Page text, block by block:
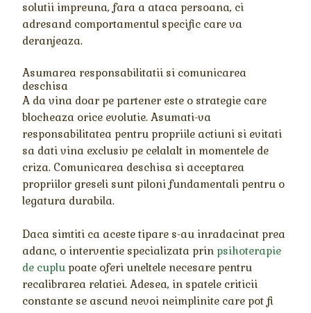
solutii impreuna, fara a ataca persoana, ci
adresand comportamentul specific care va
deranjeaza.
Asumarea responsabilitatii si comunicarea
deschisa
A da vina doar pe partener este o strategie care
blocheaza orice evolutie. Asumati-va
responsabilitatea pentru propriile actiuni si evitati
sa dati vina exclusiv pe celalalt in momentele de
criza. Comunicarea deschisa si acceptarea
propriilor greseli sunt piloni fundamentali pentru o
legatura durabila.
Daca simtiti ca aceste tipare s-au inradacinat prea
adanc, o interventie specializata prin psihoterapie
de cuplu poate oferi uneltele necesare pentru
recalibrarea relatiei. Adesea, in spatele criticii
constante se ascund nevoi neimplinite care pot fi